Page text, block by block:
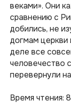
веками». Они
сравнению с
добились, не
догмам церкви
деле все
человечество
перевернули
Время чтения: